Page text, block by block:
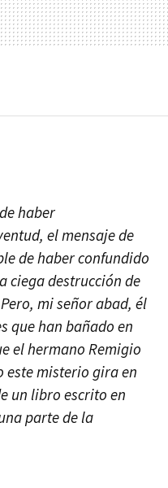
haber
el mensaje de
de haber confundido
ciega destrucción de
mi señor abad, él
que han bañado en
el hermano Remigio
este misterio gira en
un libro escrito en
parte de la